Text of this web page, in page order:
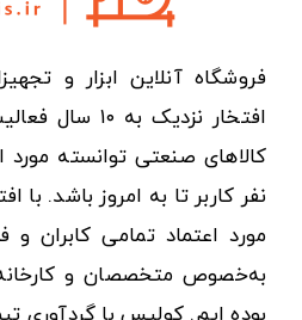
فروشگاه آنلاین ابزار و
افتخار نزدیک
نفر کاربر تا به امروز باشد. با
مورد اعتماد تمامی کابران و
به‌خصوص متخصصان و